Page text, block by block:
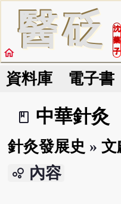
醫砭
沈
藥
子
home
資料庫 電子書
book_2
中華針灸
針灸發展史 » 文
bubble_chart 內容